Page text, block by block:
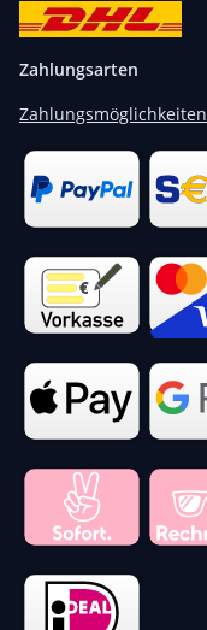
Zahlungsarten
Zahlungsmöglichkeiten